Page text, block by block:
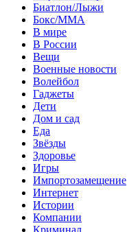
Биатлон/Лыжи
Бокс/MMA
В мире
В России
Вещи
Военные новости
Волейбол
Гаджеты
Дети
Дом и сад
Еда
Звёзды
Здоровье
Игры
Импортозамещение
Интернет
Истории
Компании
Криминал